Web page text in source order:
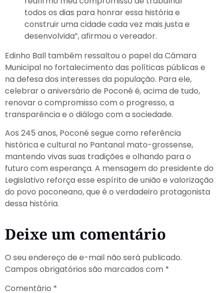
todos os dias para honrar essa história e
construir uma cidade cada vez mais justa e
desenvolvida”, afirmou o vereador.
Edinho Ball também ressaltou o papel da Câmara
Municipal no fortalecimento das políticas públicas e
na defesa dos interesses da população. Para ele,
celebrar o aniversário de Poconé é, acima de tudo,
renovar o compromisso com o progresso, a
transparência e o diálogo com a sociedade.
Aos 245 anos, Poconé segue como referência
histórica e cultural no Pantanal mato-grossense,
mantendo vivas suas tradições e olhando para o
futuro com esperança. A mensagem do presidente do
Legislativo reforça esse espírito de união e valorização
do povo poconeano, que é o verdadeiro protagonista
dessa história.
Deixe um comentário
O seu endereço de e-mail não será publicado.
Campos obrigatórios são marcados com *
Comentário *